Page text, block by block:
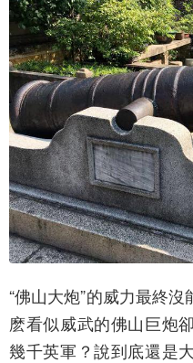
“佛山大炮”的威力最終
麽看似威武的佛山巨炮
幾千英軍？說到底還是